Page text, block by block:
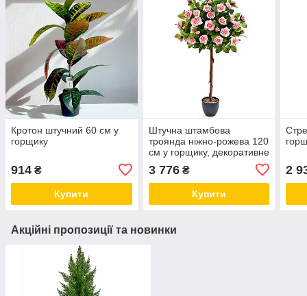
Кротон штучний 60 см у
горщику
914 ₴
Купити
Штучна штамбова
троянда ніжно-рожева 120
см у горщику, декоративне
інтер’єру
3 776₴
Купити
2
Акційні пропозиції та новинки